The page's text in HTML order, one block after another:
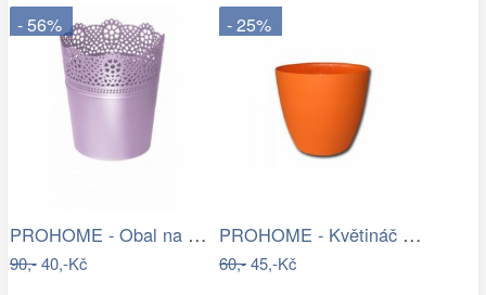
- 56%
PROHOME - Obal na květináč LACE 18cm
90,-40,-Kč
- 25%
PROHOME - Květináč dekorační ELLA 21cm…
60,-45,-Kč